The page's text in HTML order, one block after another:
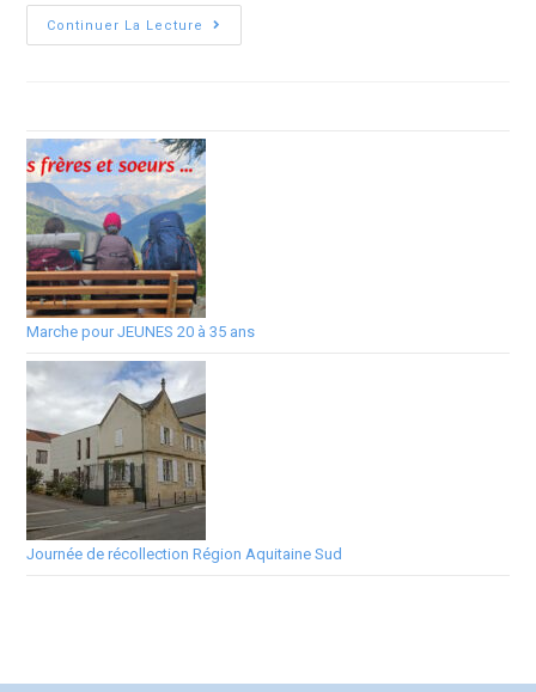
Continuer La Lecture
Marche pour JEUNES 20 à 35 ans
Journée de récollection Région Aquitaine Sud